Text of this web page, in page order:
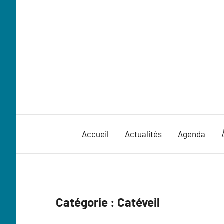
Accueil Actualités Agenda
Catégorie : Catéveil